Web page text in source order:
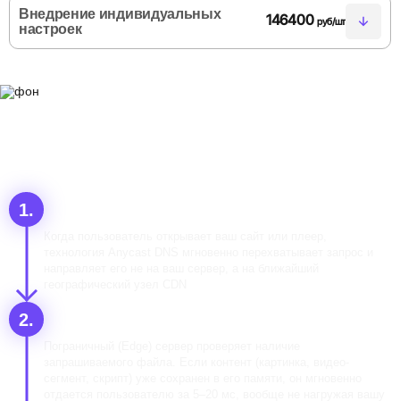
архитектурного функционала для CDN под ваши специфические
бизнес-задачи
Внедрение индивидуальных
настроек
146400 руб/шт